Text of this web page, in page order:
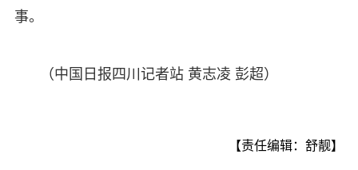
事。
（中国日报四川记者站 黄志凌 彭超）
【责任编辑：舒靓】